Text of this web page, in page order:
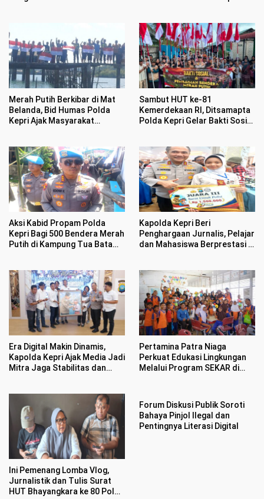
Bansos
Merah Putih Berkibar di Mat
Belanda, Bid Humas Polda
Kepri Ajak Masyarakat
Sambut HUT ke-81
Kemerdekaan RI, Ditsamapta
Polda Kepri Gelar Bakti Sosial
Aksi Kabid Propam Polda
Kepri Bagi 500 Bendera Merah
Putih di Kampung Tua Batam
Kapolda Kepri Beri
Penghargaan Jurnalis, Pelajar
dan Mahasiswa Berprestasi di
Era Digital Makin Dinamis,
Kapolda Kepri Ajak Media Jadi
Mitra Jaga Stabilitas dan
Pertamina Patra Niaga
Perkuat Edukasi Lingkungan
Melalui Program SEKAR di
Ini Pemenang Lomba Vlog,
Jurnalistik dan Tulis Surat
HUT Bhayangkara ke 80 Polda
Forum Diskusi Publik Soroti
Bahaya Pinjol Ilegal dan
Pentingnya Literasi Digital